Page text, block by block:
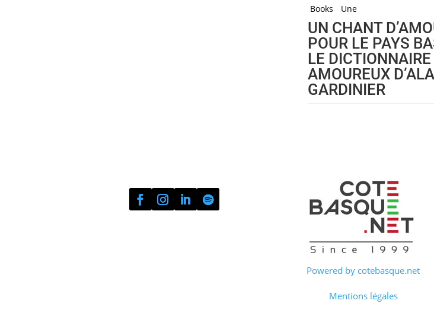
Books Une
UN CHANT
POUR LE PAYS
LE DICTIONNAIRE
AMOUREUX
GARDINIER
Powered by cotebasque.net
Mentions légales